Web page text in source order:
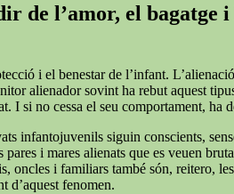
de l’amor, el
i el benestar de l’infant.
alienador sovint ha rebut aquest
si no cessa el seu comportament, ha
infantojuvenils siguin conscients,
i mares alienats que es veuen
i familiars també són, reitero,
d’aquest fenomen.